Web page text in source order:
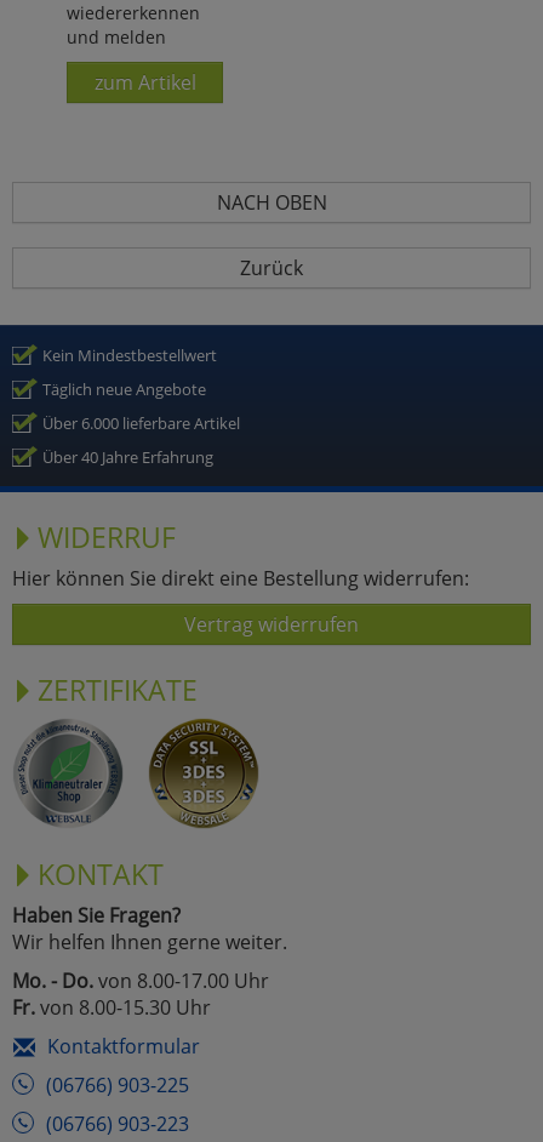
wiedererkennen
und melden
zum Artikel
NACH OBEN
Zurück
Kein Mindestbestellwert
Täglich neue Angebote
Über 6.000 lieferbare Artikel
Über 40 Jahre Erfahrung
WIDERRUF
Hier können Sie direkt eine Bestellung widerrufen:
Vertrag widerrufen
ZERTIFIKATE
KONTAKT
Haben Sie Fragen?
Wir helfen Ihnen gerne weiter.
Mo. - Do.von 8.00-17.00 Uhr
Fr.von 8.00-15.30 Uhr
Kontaktformular
(06766) 903-225
(06766) 903-223